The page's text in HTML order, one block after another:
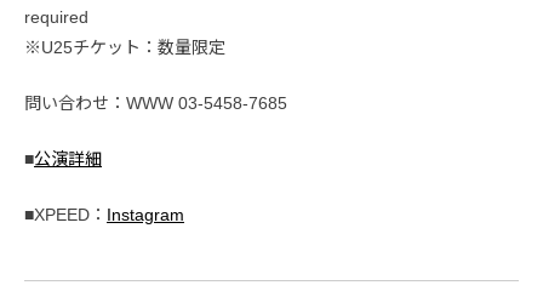
required
※U25チケット：数量限定
問い合わせ：WWW 03-5458-7685
■公演詳細
■XPEED： Instagram